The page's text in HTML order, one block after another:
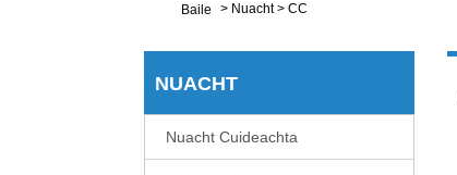
Baile > Nuacht > CC
NUACHT
Nuacht Cuideachta